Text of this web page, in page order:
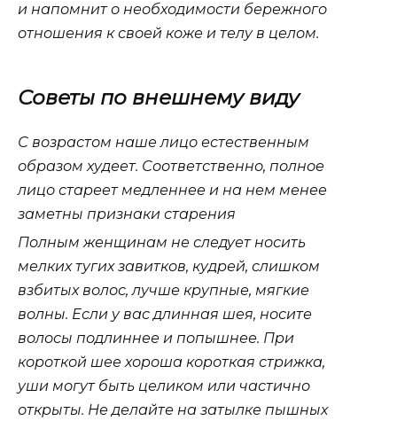
и напомнит о необходимости бережного
отношения к своей коже и телу в целом.
Советы по внешнему виду
С возрастом наше лицо естественным
образом худеет. Соответственно, полное
лицо стареет медленнее и на нем менее
заметны признаки старения
Полным женщинам не следует носить
мелких тугих завитков, кудрей, слишком
взбитых волос, лучше крупные, мягкие
волны. Если у вас длинная шея, носите
волосы подлиннее и попышнее. При
короткой шее хороша короткая стрижка,
уши могут быть целиком или частично
открыты. Не делайте на затылке пышных